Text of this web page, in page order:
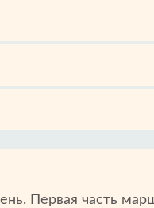
Первая часть